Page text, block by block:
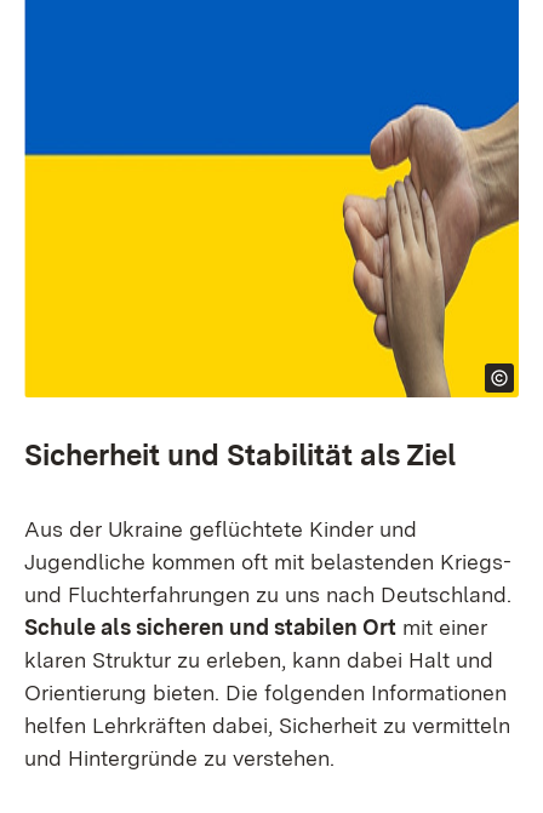
Sicherheit und Stabilität als Ziel
Aus der Ukraine geflüchtete Kinder und
Jugendliche kommen oft mit belastenden Kriegs-
und Fluchterfahrungen zu uns nach Deutschland.
Schule als sicheren und stabilen Ort mit einer
klaren Struktur zu erleben, kann dabei Halt und
Orientierung bieten. Die folgenden Informationen
helfen Lehrkräften dabei, Sicherheit zu vermitteln
und Hintergründe zu verstehen.